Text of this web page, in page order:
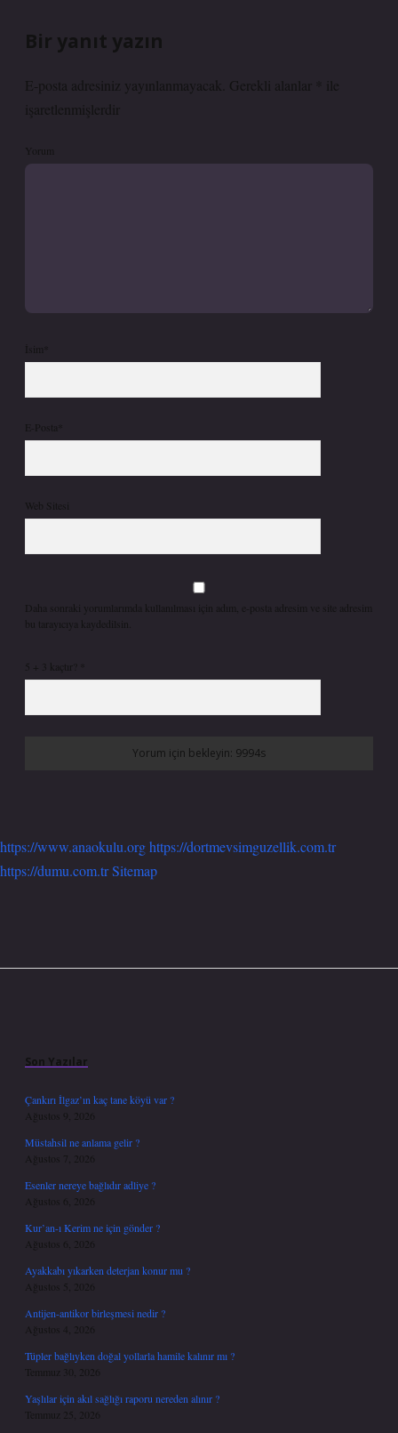
Bir yanıt yazın
E-posta adresiniz yayınlanmayacak. Gerekli alanlar
ile
işaretlenmişlerdir
Yorum
İsim*
E-Posta*
Web Sitesi
Daha sonraki yorumlarımda kullanılması için adım, e-posta adresim ve site adresim
bu tarayıcıya kaydedilsin.
5 + 3 kaçtır?
https://www.anaokulu.orghttps://dortmevsimguzellik.com.tr
https://dumu.com.trSitemap
Son Yazılar
Çankırı İlgaz’ın kaç tane köyü var ?
Ağustos 9, 2026
Müstahsil ne anlama gelir ?
Ağustos 7, 2026
Esenler nereye bağlıdır adliye ?
Ağustos 6, 2026
Kur’an-ı Kerim ne için gönder ?
Ağustos 6, 2026
Ayakkabı yıkarken deterjan konur mu ?
Ağustos 5, 2026
Antijen-antikor birleşmesi nedir ?
Ağustos 4, 2026
Tüpler bağlıyken doğal yollarla hamile kalınır mı ?
Temmuz 30, 2026
Yaşlılar için akıl sağlığı raporu nereden alınır ?
Temmuz 25, 2026